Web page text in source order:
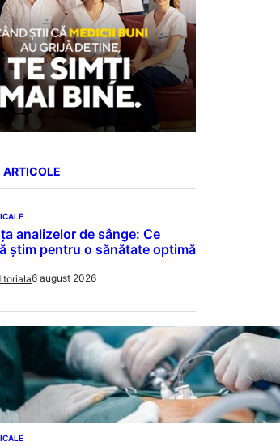
ARTICOLE
analizelor de sânge: Ce
știm pentru o sănătate optimă
6 august 2026